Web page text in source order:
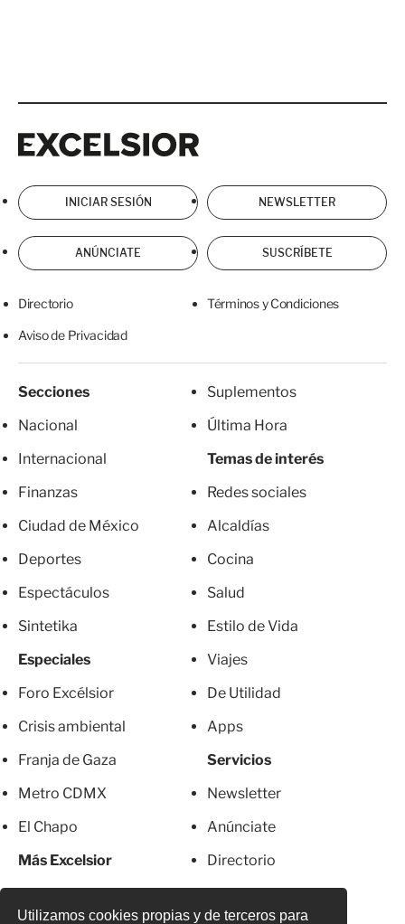
Utilizamos cookies propias y de terceros para
INICIAR SESIÓN NEWSLETTER
ANÚNCIATE SUSCRÍBETE
Directorio Términos y Condiciones
Aviso de Privacidad
Secciones
Nacional
Internacional
Finanzas
Ciudad de México
Deportes
Espectáculos
Sintetika
Especiales
Foro Excélsior
Crisis ambiental
Franja de Gaza
Metro CDMX
El Chapo
Más Excelsior
Suplementos
Última Hora
Temas de interés
Redes sociales
Alcaldías
Cocina
Salud
Estilo de Vida
Viajes
De Utilidad
Apps
Servicios
Newsletter
Anúnciate
Directorio